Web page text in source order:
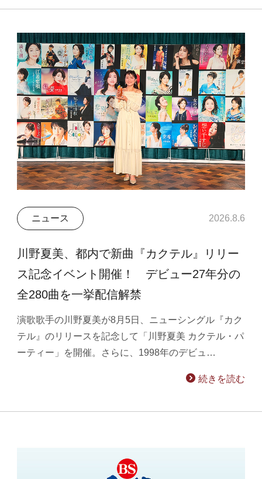
ニュース 2026.8.6
川野夏美、都内で新曲『カクテル』リリー
ス記念イベント開催！ デビュー27年分の
全280曲を一挙配信解禁
演歌歌手の川野夏美が8月5日、ニューシングル『カク
テル』のリリースを記念して「川野夏美 カクテル・パ
ーティー」を開催。さらに、1998年のデビュ…
続きを読む